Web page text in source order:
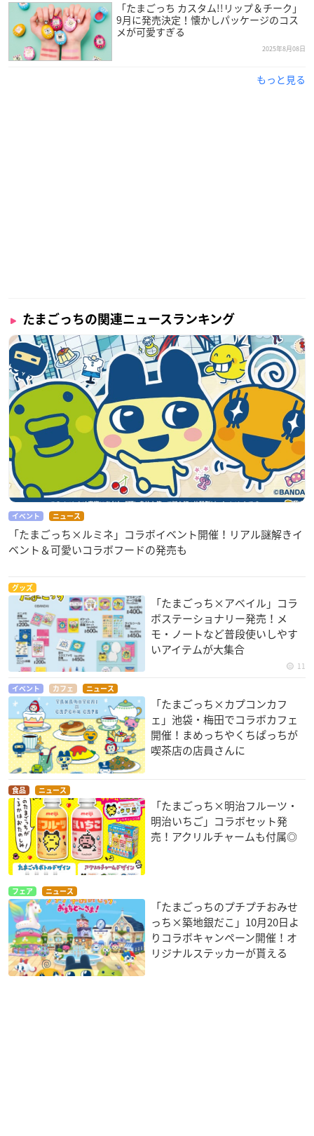
「たまごっち カスタム!!リップ＆チーク」
9月に発売決定！懐かしパッケージのコス
メが可愛すぎる
2025年8月08日
もっと見る
たまごっちの関連ニュースランキング
イベント ニュース
「たまごっち×ルミネ」コラボイベント開催！リアル謎解きイ
ベント＆可愛いコラボフードの発売も
グッズ
「たまごっち×アベイル」コラ
ボステーショナリー発売！メ
モ・ノートなど普段使いしやす
いアイテムが大集合
11
イベント カフェ ニュース
「たまごっち×カプコンカフ
ェ」池袋・梅田でコラボカフェ
開催！まめっちやくちぱっちが
喫茶店の店員さんに
食品 ニュース
「たまごっち×明治フルーツ・
明治いちご」コラボセット発
売！アクリルチャームも付属◎
フェア ニュース
「たまごっちのプチプチおみせ
っち×築地銀だこ」10月20日よ
りコラボキャンペーン開催！オ
リジナルステッカーが貰える